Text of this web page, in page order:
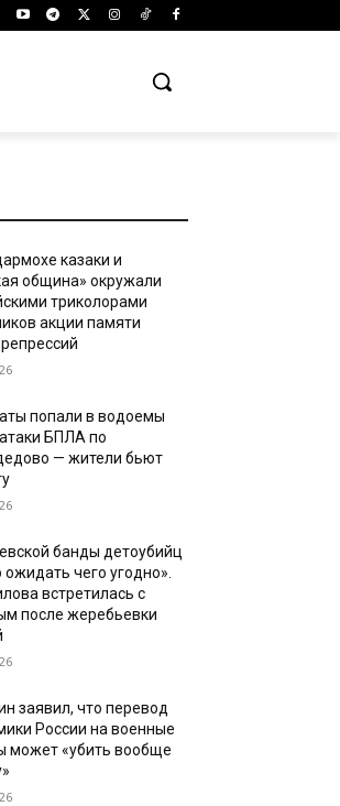
казаки и
община» окружали
триколорами
акции памяти
попали в водоемы
БПЛА по
— жители бьют
банды детоубийц
чего угодно».
встретилась с
после жеребьевки
заявил, что перевод
России на военные
может «убить вообще